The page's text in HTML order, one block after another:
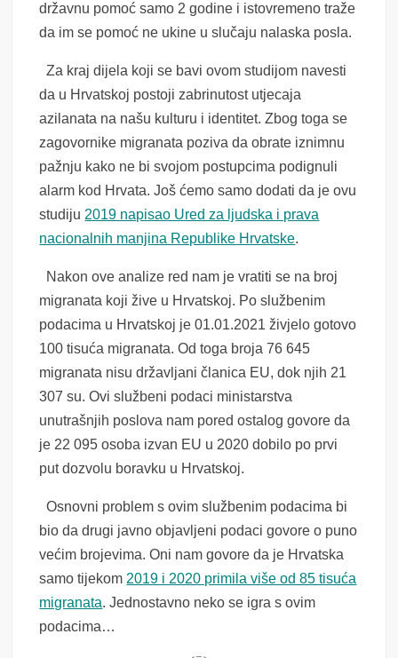
državnu pomoć samo 2 godine i istovremeno traže
da im se pomoć ne ukine u slučaju nalaska posla.
Za kraj dijela koji se bavi ovom studijom navesti
da u Hrvatskoj postoji zabrinutost utjecaja
azilanata na našu kulturu i identitet. Zbog toga se
zagovornike migranata poziva da obrate iznimnu
pažnju kako ne bi svojom postupcima podignuli
alarm kod Hrvata. Još ćemo samo dodati da je ovu
studiju 2019 napisao Ured za ljudska i prava
nacionalnih manjina Republike Hrvatske.
Nakon ove analize red nam je vratiti se na broj
migranata koji žive u Hrvatskoj. Po službenim
podacima u Hrvatskoj je 01.01.2021 živjelo gotovo
100 tisuća migranata. Od toga broja 76 645
migranata nisu državljani članica EU, dok njih 21
307 su. Ovi službeni podaci ministarstva
unutrašnjih poslova nam pored ostalog govore da
je 22 095 osoba izvan EU u 2020 dobilo po prvi
put dozvolu boravku u Hrvatskoj.
Osnovni problem s ovim službenim podacima bi
bio da drugi javno objavljeni podaci govore o puno
većim brojevima. Oni nam govore da je Hrvatska
samo tijekom 2019 i 2020 primila više od 85 tisuća
migranata. Jednostavno neko se igra s ovim
podacima…